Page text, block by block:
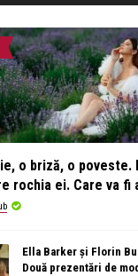
o briză, o poveste.
rochia ei. Care va fi
Ella Barker și Florin
Două prezentări de